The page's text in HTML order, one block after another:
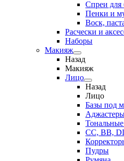
Спреи для
Пенки и
Воск,
Расчески и
Наборы
Макияж
Назад
Макияж
Лицо
Назад
Лицо
Базы под
Тональные
CC, BB,
Пудры